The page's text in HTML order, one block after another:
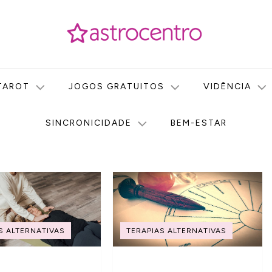
JOGOS GRATUITOS VIDÊNCIA
SINCRONICIDADE BEM-ESTAR
ALTERNATIVAS TERAPIAS ALTERNATIVAS